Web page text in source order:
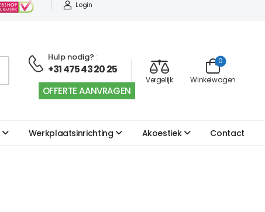
Login
Hulp nodig? :
+31 475 43 20 25
OFFERTE AANVRAGEN
Vergelijk Winkelwagen
0
Werkplaatsinrichting Akoestiek Contact